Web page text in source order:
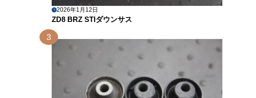
2026年1月12日
ZD8 BRZ STIダウンサス
3